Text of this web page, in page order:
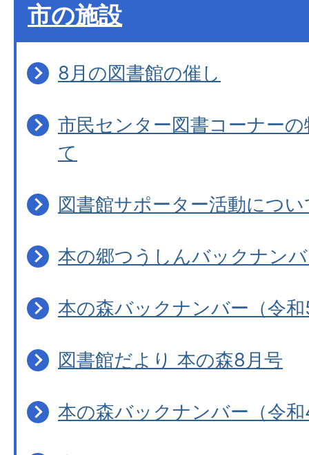
市の施設
8月の図書館の催し
市民センター図書コーナー
て
図書館サポーター活動につい
本の郷つうしんバックナン
本の森バックナンバー（令
図書館だより 本の森8月号
本の森バックナンバー（令